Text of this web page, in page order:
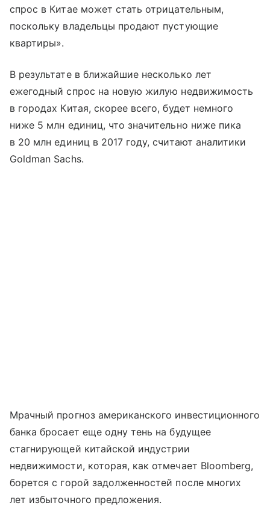
спрос в Китае может стать отрицательным,
поскольку владельцы продают пустующие
квартиры».
В результате в ближайшие несколько лет
ежегодный спрос на новую жилую недвижимость
в городах Китая, скорее всего, будет немного
ниже 5 млн единиц, что значительно ниже пика
в 20 млн единиц в 2017 году, считают аналитики
Goldman Sachs.
Мрачный прогноз американского инвестиционного
банка бросает еще одну тень на будущее
стагнирующей китайской индустрии
недвижимости, которая, как отмечает Bloomberg,
борется с горой задолженностей после многих
лет избыточного предложения.